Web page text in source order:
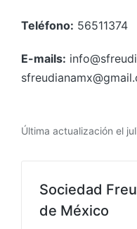
Teléfono: 56511374
E-mails:
Última actualización el
Sociedad
de México